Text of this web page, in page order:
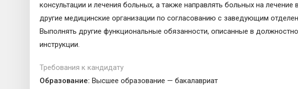
консультации и лечения больных, а также направлять больных на лечение в
другие медицинские организации по согласованию с заведующим
Выполнять другие функциональные обязанности, описанные в
инструкции.
Требования к кандидату
Образование: Высшее образование — бакалавриат